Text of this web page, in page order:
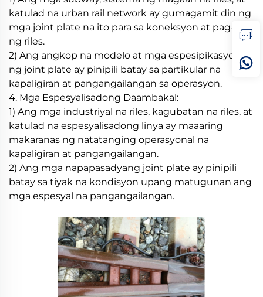
katulad na urban rail network ay gumagamit din ng
mga joint plate na ito para sa koneksyon at pag-fix
ng riles.
2) Ang angkop na modelo at mga espesipikasyon
ng joint plate ay pinipili batay sa partikular na
kapaligiran at pangangailangan sa operasyon.
4. Mga Espesyalisadong Daambakal:
1) Ang mga industriyal na riles, kagubatan na riles, at
katulad na espesyalisadong linya ay maaaring
makaranas ng natatanging operasyonal na
kapaligiran at pangangailangan.
2) Ang mga napapasadyang joint plate ay pinipili
batay sa tiyak na kondisyon upang matugunan ang
mga espesyal na pangangailangan.